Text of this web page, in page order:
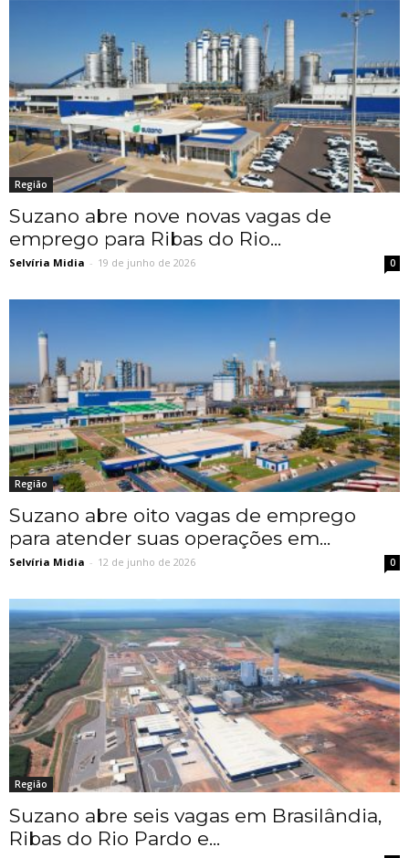
Região
Suzano abre nove novas vagas de
emprego para Ribas do Rio...
Selvíria Midia - 19 de junho de 2026 0
Região
Suzano abre oito vagas de emprego
para atender suas operações em...
Selvíria Midia - 12 de junho de 2026 0
Região
Suzano abre seis vagas em Brasilândia,
Ribas do Rio Pardo e...